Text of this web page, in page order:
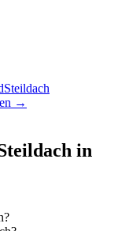
Steildach
→
in